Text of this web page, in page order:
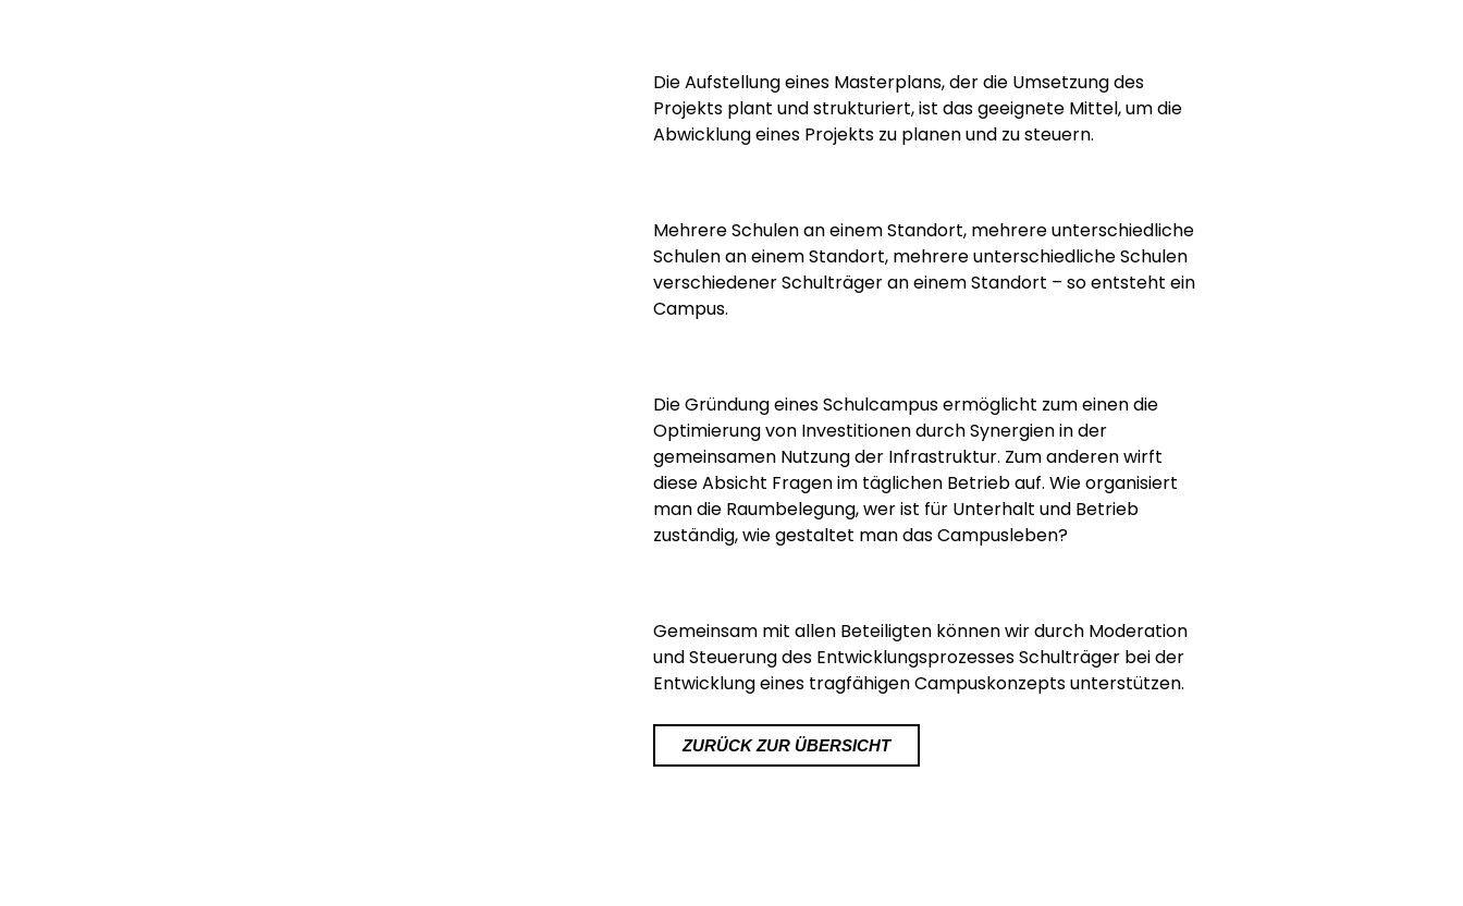
Die Aufstellung eines Masterplans, der die Umsetzung des
Projekts plant und strukturiert, ist das geeignete Mittel, umdie
Abwicklung eines Projekts zu planen und zu steuern.
Mehrere Schulen an einem Standort, mehrere unterschiedliche
Schulen an einem Standort, mehrere unterschiedliche Schulen
verschiedener Schulträger an einem Standort – so entsteht ein
Campus.
Die Gründung eines Schulcampus ermöglicht zum einendie
Optimierung von Investitionendurch Synergien in der
gemeinsamen Nutzungder Infrastruktur. Zum anderen wirft
diese Absicht Fragen im täglichen Betrieb auf. Wie organisiert
man die Raumbelegung, wer ist für Unterhalt und Betrieb
zuständig, wie gestaltet man das Campusleben?
Gemeinsam mit allen Beteiligten können wir durch Moderation
und Steuerung des Entwicklungsprozesses Schulträger bei der
Entwicklung eines tragfähigen Campuskonzepts unterstützen.
ZURÜCK ZUR ÜBERSICHT